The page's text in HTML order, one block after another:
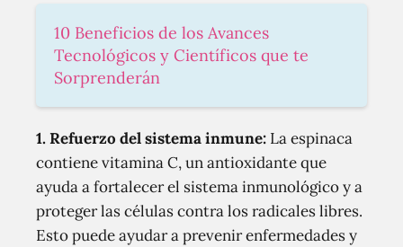
10 Beneficios de los Avances
Tecnológicos y Científicos que te
Sorprenderán
1. Refuerzo del sistema inmune: La espinaca
contiene vitamina C, un antioxidante que
ayuda a fortalecer el sistema inmunológico y a
proteger las células contra los radicales libres.
Esto puede ayudar a prevenir enfermedades y